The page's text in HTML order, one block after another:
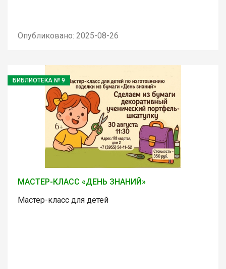
Опубликовано: 2025-08-26
БИБЛИОТЕКА № 9
МАСТЕР-КЛАСС «ДЕНЬ ЗНАНИЙ»
Мастер-класс для детей